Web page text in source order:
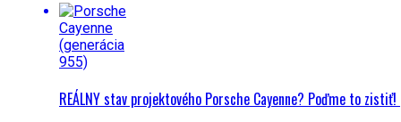
REÁLNY stav projektového Porsche Cayenne? Poďme to zistiť!